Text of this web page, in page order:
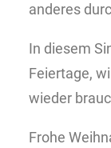
anderes
In diesem
Feiertage,
wieder
Frohe